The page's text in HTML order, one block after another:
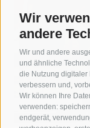
Wir
andere
Wir und andere
und ähnliche
die Nutzung digitaler
verbessern und,
Wir können Ihre
verwenden:
endgerät,